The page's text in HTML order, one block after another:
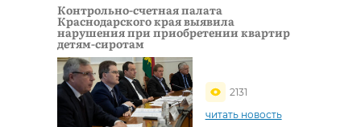
Контрольно-счетная палата
Краснодарского края выявила
нарушения при приобретении квартир
детям-сиротам
2131
читать новость